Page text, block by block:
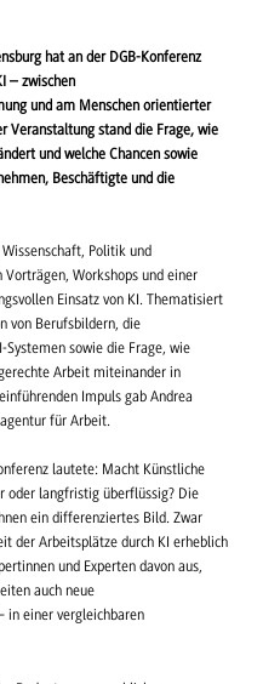
hat an der DGB-Konferenz
– zwischen
und am Menschen orientierter
stand die Frage, wie
und welche Chancen sowie
Beschäftigte und die
Politik und
Workshops und einer
Einsatz von KI. Thematisiert
von Berufsbildern, die
sowie die Frage, wie
Arbeit miteinander in
Impuls gab Andrea
für Arbeit.
lautete: Macht Künstliche
oder langfristig überflüssig? Die
ein differenziertes Bild. Zwar
der Arbeitsplätze durch KI erheblich
und Experten davon aus,
auch neue
in einer vergleichbaren